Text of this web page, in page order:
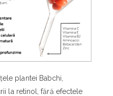
plantei Babchi,
la retinol, fără efectele